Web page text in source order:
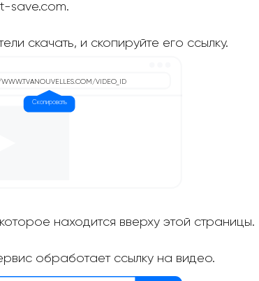
save.com.
скачать, и скопируйте его ссылку.
находится вверху этой страницы.
обработает ссылку на видео.